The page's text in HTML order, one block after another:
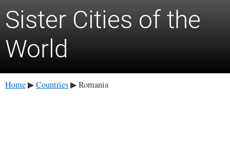
Sister Cities of the
World
Home ▶ Countries ▶ Romania